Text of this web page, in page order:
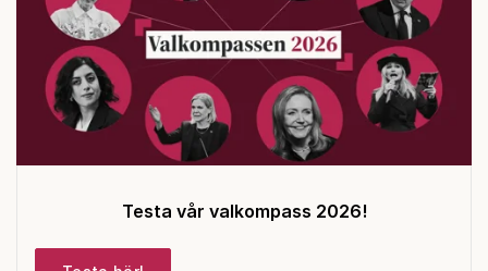
Testa vår valkompass 2026!